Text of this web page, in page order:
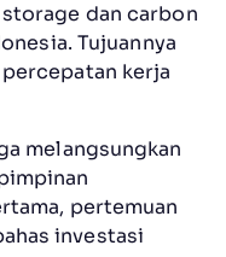
dan carbon
Tujuannya
kerja
melangsungkan
pertemuan
investasi